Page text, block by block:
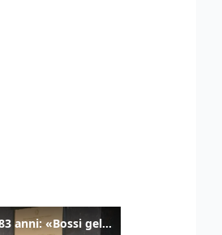
I ricordi dell'ex Serenissimo di 83 anni: «Bossi geloso di noi, in carcere mi cantavano l’inno di San Marco»